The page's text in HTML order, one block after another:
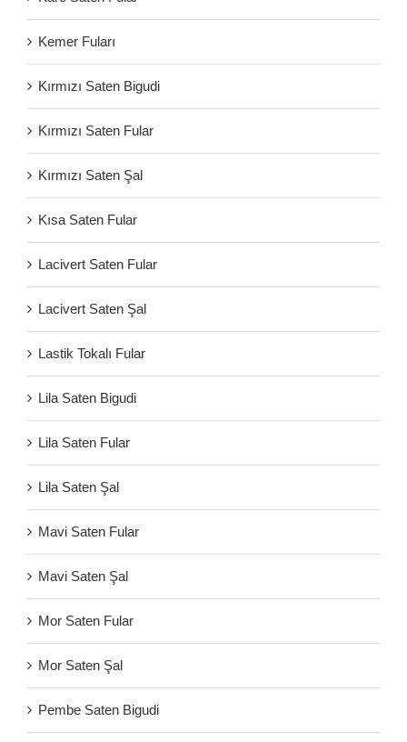
Kemer Fuları
Kırmızı Saten Bigudi
Kırmızı Saten Fular
Kırmızı Saten Şal
Kısa Saten Fular
Lacivert Saten Fular
Lacivert Saten Şal
Lastik Tokalı Fular
Lila Saten Bigudi
Lila Saten Fular
Lila Saten Şal
Mavi Saten Fular
Mavi Saten Şal
Mor Saten Fular
Mor Saten Şal
Pembe Saten Bigudi